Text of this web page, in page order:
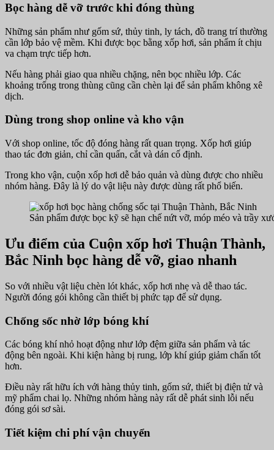
Bọc hàng dễ vỡ trước khi đóng thùng
Những sản phẩm như gốm sứ, thủy tinh, ly tách, đồ trang trí thường
cần lớp bảo vệ mềm. Khi được bọc bằng xốp hơi, sản phẩm ít chịu
va chạm trực tiếp hơn.
Nếu hàng phải giao qua nhiều chặng, nên bọc nhiều lớp. Các
khoảng trống trong thùng cũng cần chèn lại để sản phẩm không xê
dịch.
Dùng trong shop online và kho vận
Với shop online, tốc độ đóng hàng rất quan trọng. Xốp hơi giúp
thao tác đơn giản, chỉ cần quấn, cắt và dán cố định.
Trong kho vận, cuộn xốp hơi dễ bảo quản và dùng được cho nhiều
nhóm hàng. Đây là lý do vật liệu này được dùng rất phổ biến.
Sản phẩm được bọc kỹ sẽ hạn chế nứt vỡ, móp méo và trầy
Ưu điểm của Cuộn xốp hơi Thuận Thành,
Bắc Ninh bọc hàng dễ vỡ, giao nhanh
So với nhiều vật liệu chèn lót khác, xốp hơi nhẹ và dễ thao tác.
Người đóng gói không cần thiết bị phức tạp để sử dụng.
Chống sốc nhờ lớp bóng khí
Các bóng khí nhỏ hoạt động như lớp đệm giữa sản phẩm và tác
động bên ngoài. Khi kiện hàng bị rung, lớp khí giúp giảm chấn tốt
hơn.
Điều này rất hữu ích với hàng thủy tinh, gốm sứ, thiết bị điện tử và
mỹ phẩm chai lọ. Những nhóm hàng này rất dễ phát sinh lỗi nếu
đóng gói sơ sài.
Tiết kiệm chi phí vận chuyển